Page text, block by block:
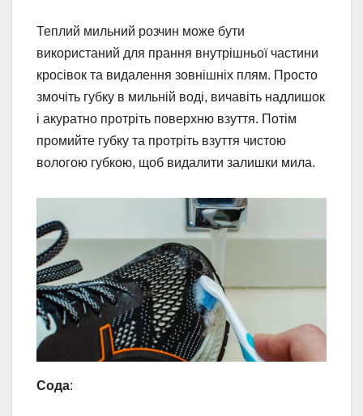
Теплий мильний розчин може бути
використаний для прання внутрішньої частини
кросівок та видалення зовнішніх плям. Просто
змочіть губку в мильній воді, вичавіть надлишок
і акуратно протріть поверхню взуття. Потім
промийте губку та протріть взуття чистою
вологою губкою, щоб видалити залишки мила.
Сода: